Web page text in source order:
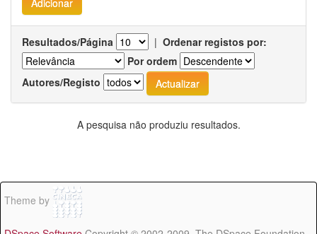
Resultados/Página | Ordenar registos por:
Por ordem
Autores/Registo
A pesquisa não produziu resultados.
Theme by